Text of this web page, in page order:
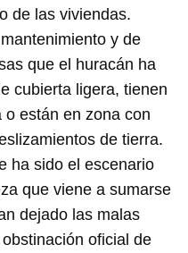
de las viviendas.
y de
que el huracán ha
cubierta ligera, tienen
están en zona con
de tierra.
ha sido el escenario
que viene a sumarse
dejado las malas
oficial de